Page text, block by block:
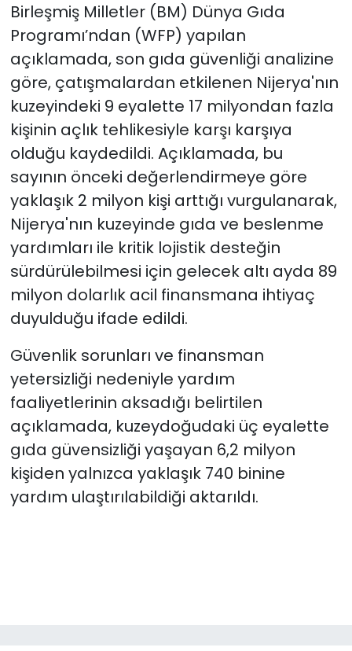
Birleşmiş Milletler (BM) Dünya Gıda
Programı’ndan (WFP) yapılan
açıklamada, son gıda güvenliği analizine
göre, çatışmalardan etkilenen Nijerya'nın
kuzeyindeki 9 eyalette 17 milyondan fazla
kişinin açlık tehlikesiyle karşı karşıya
olduğu kaydedildi. Açıklamada, bu
sayının önceki değerlendirmeye göre
yaklaşık 2 milyon kişi arttığı vurgulanarak,
Nijerya'nın kuzeyinde gıda ve beslenme
yardımları ile kritik lojistik desteğin
sürdürülebilmesi için gelecek altı ayda 89
milyon dolarlık acil finansmana ihtiyaç
duyulduğu ifade edildi.
Güvenlik sorunları ve finansman
yetersizliği nedeniyle yardım
faaliyetlerinin aksadığı belirtilen
açıklamada, kuzeydoğudaki üç eyalette
gıda güvensizliği yaşayan 6,2 milyon
kişiden yalnızca yaklaşık 740 binine
yardım ulaştırılabildiği aktarıldı.